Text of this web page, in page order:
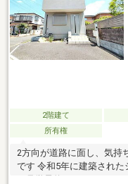
2階建て
所有権
2方向が道路に面し、気持
です 令和5年に建築された